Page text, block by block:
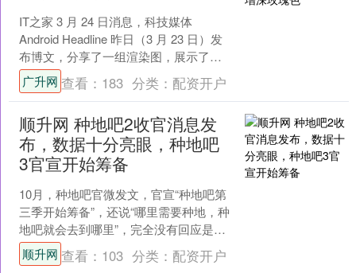
IT之家 3 月 24 日消息，科技媒体
Android Headline 昨日（3 月 23 日）发
布博文，分享了一组渲染图，展示了
Oura Ring 5 ....
广升网 查看： 183 分类： 配资开户
顺升网 种地吧2收官消息发
布，数据十分亮眼，种地吧
3官宣开始筹备
10月，种地吧官微发文，官宣“种地吧第
三季开始筹备”，还说“哪里需要种地，种
地吧就会去到哪里”，完全没有回应是否
加新人。 动态发出后，十个勤天每个人
都跟着转发了....
顺升网 查看： 103 分类： 配资开户